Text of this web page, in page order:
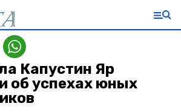
Капустин Яр
об успехах юных